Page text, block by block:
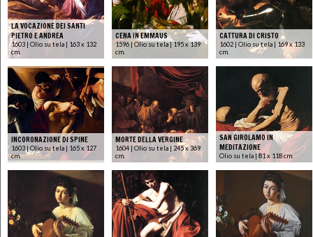
LA VOCAZIONE DEI SANTI
PIETRO E ANDREA
1603 | Olio su tela | 163 x 132
cm.
CENA IN EMMAUS
1596 | Olio su tela | 195 x 139
cm.
CATTURA DI CRISTO
1602 | Olio su tela | 169 x 133
cm.
INCORONAZIONE DI SPINE
1603 | Olio su tela | 165 x 127
cm.
MORTE DELLA VERGINE
1604 | Olio su tela | 245 x 369
cm.
SAN GIROLAMO IN
MEDITAZIONE
Olio su tela | 81 x 118 cm.